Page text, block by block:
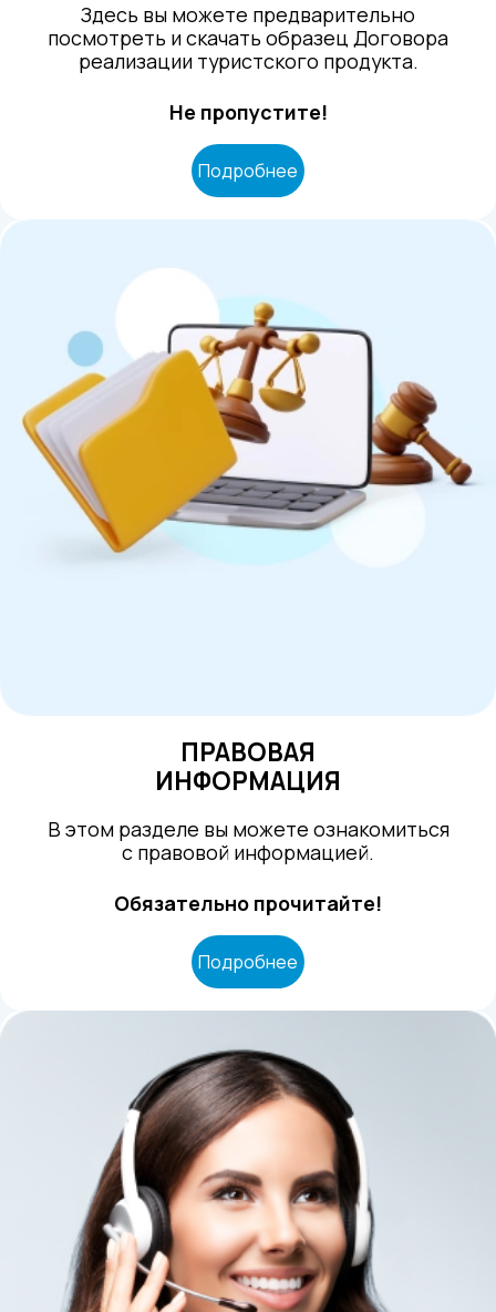
Здесь вы можете предварительно
посмотреть и скачать образец Договора
реализации туристского продукта.
Не пропустите!
Подробнее
ПРАВОВАЯ
ИНФОРМАЦИЯ
В этом разделе вы можете ознакомиться
с правовой информацией.
Обязательно прочитайте!
Подробнее